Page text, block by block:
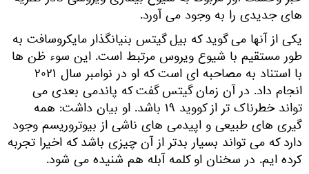
های جدیدی را به وجود می آورد.
یکی از آنها می گوید که بیل گیتس بنیانگذار مایکروسافت به
طور مستقیم با شیوع ویروس مرتبط است. این سوء ظن ها
با استناد به مصاحبه ای است که او در نوامبر سال ۲۰۲۱
انجام داد. در آن زمان گیتس گفت که پاندمی بعدی می
تواند خطرناک تر از کووید ۱۹ باشد. او بیان داشت: همه
گیری های طبیعی و اپیدمی های ناشی از بیوتروریسم وجود
دارد که می تواند بسیار بدتر از آن چیزی باشد که اخیرا تجربه
کرده ایم. در سخنان او کلمه آبله هم شنیده می شود.